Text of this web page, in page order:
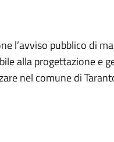
l’avviso pubblico di
alla progettazione e
nel comune di